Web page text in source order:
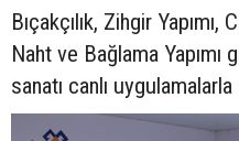
Bıçakçılık, Zihgir Yapımı,
Naht ve Bağlama
sanatı canlı